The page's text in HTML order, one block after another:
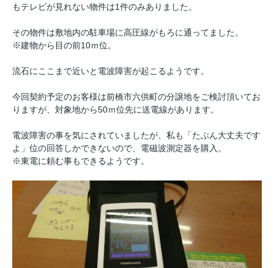
もテレビが見れない物件は1件のみありました。
その物件は敷地内の駐車場に高圧線がもろに通ってました。
※建物から目の前10ｍ位。
流石にここまで近いと電波障害が起こるようです。
今回契約予定のお客様は前橋市六供町の分譲地をご検討頂いてお
りますが、対象地から50ｍ位先に送電線があります。
電波障害の事を気にされていましたが、私も「たぶん大丈夫です
よ」位の回答しかできないので、電磁波測定器を購入。
※東電に頼む事もできるようです。